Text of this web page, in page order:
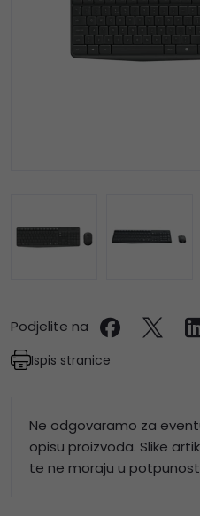
Podjelite na
Ispis stranice
Ne odgovaramo za
opisu proizvoda. Slike
te ne moraju u